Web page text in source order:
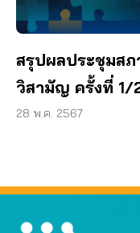
สรุปผลประชุมสภ
วิสามัญ ครั้งที่ 1/
28 พ.ค. 2567